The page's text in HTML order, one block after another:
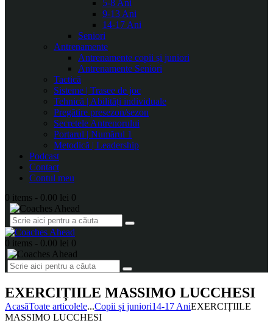
5-8 Ani
9-13 Ani
14-17 Ani
Seniori
Antrenamente
Antrenamente copii și juniori
Antrenamente Seniori
Tactică
Sisteme | Trasee de joc
Tehnică | Abilități individuale
Pregătire presezon/sezon
Secretele Antrenorului
Portarul | Numărul 1
Metodică | Leadership
Podcast
Contact
Contul meu
0 items - 0.00 lei 0
0 items - 0.00 lei 0
EXERCIȚIILE MASSIMO LUCCHESI
AcasăToate articolele...Copii și juniori14-17 AniEXERCIȚIILE
MASSIMO LUCCHESI